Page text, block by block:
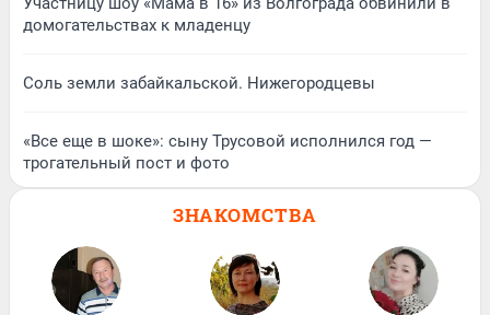
домогательствах к младенцу
Соль земли забайкальской. Нижегородцевы
«Все еще в шоке»: сыну Трусовой исполнился год —
трогательный пост и фото
ЗНАКОМСТВА